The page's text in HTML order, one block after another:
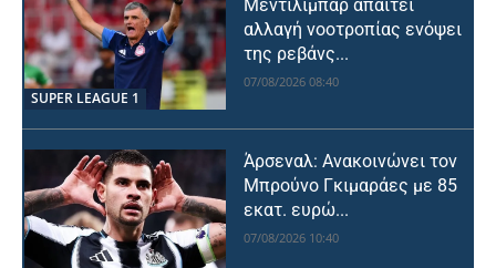
SUPER LEAGUE 1
Μεντιλίμπαρ απαιτεί
αλλαγή νοοτροπίας ενόψει
της ρεβάνς...
07/08/2026 08:40
Άρσεναλ: Ανακοινώνει τον
Μπρούνο Γκιμαράες με 85
εκατ. ευρώ...
07/08/2026 10:40